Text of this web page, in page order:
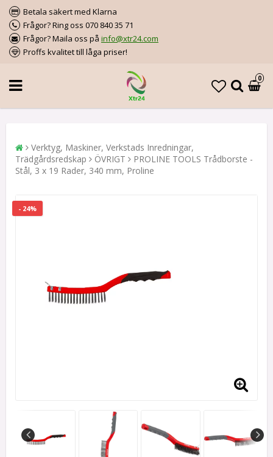
Betala säkert med Klarna
Frågor? Ring oss 070 840 35 71
Frågor? Maila oss på info@xtr24.com
Proffs kvalitet till låga priser!
0
Verktyg, Maskiner, Verkstads Inredningar,
Trädgårdsredskap
ÖVRIGT
PROLINE TOOLS Trådborste -
Stål, 3 x 19 Rader, 340 mm, Proline
- 24%